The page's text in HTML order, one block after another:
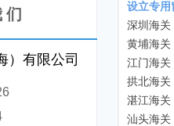
设立专用
深圳海关
黄埔海关
江门海关
拱北海关
湛江海关
汕头海关
）有限公司
们